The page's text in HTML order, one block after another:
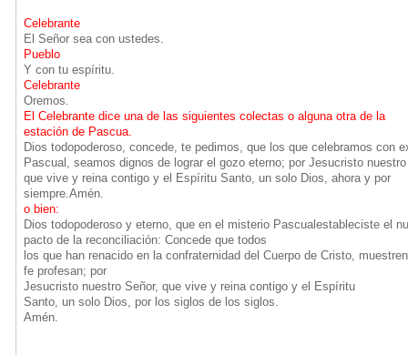
Celebrante
El Señor sea con ustedes.
Pueblo
Y con tu espíritu.
Celebrante
Oremos.
El Celebrante dice una de las siguientes colectas o alguna otra de la
estación de Pascua.
Dios todopoderoso, concede, te pedimos, que los que celebramos con
Pascual, seamos dignos de lograr el gozo eterno; por Jesucristo
que vive y reina contigo y el Espíritu Santo, un solo Dios, ahora y por
siempre.Amén.
o bien:
Dios todopoderoso y eterno, que en el misterio Pascualestableciste el
pacto de la reconciliación: Concede que todos
los que han renacido en la confraternidad del Cuerpo de Cristo,
fe profesan; por
Jesucristo nuestro Señor, que vive y reina contigo y el Espíritu
Santo, un solo Dios, por los siglos de los siglos.
Amén.